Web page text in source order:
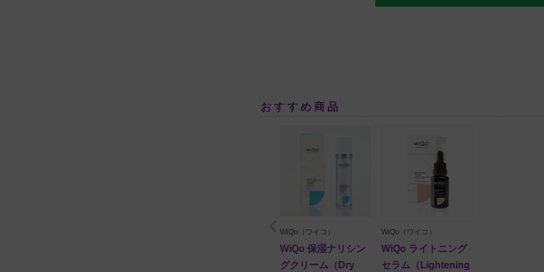
おすすめ商品
WiQo（ワイコ）
WiQo 保湿ナリシン
グクリーム（Dry
WiQo（ワイコ）
WiQo ライトニング
セラム（Lightening